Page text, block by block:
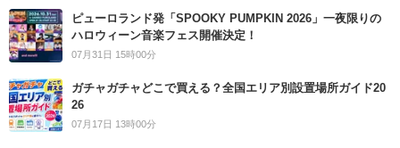
ピューロランド発「SPOOKY PUMPKIN 2026」一夜限りの
ハロウィーン音楽フェス開催決定！
07月31日 15時00分
ガチャガチャどこで買える？全国エリア別設置場所ガイド20
26
07月17日 13時00分